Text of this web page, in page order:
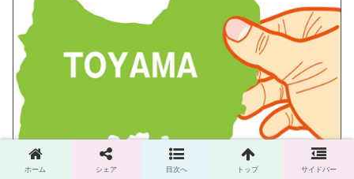
ホーム シェア 目次へ トップ サイドバー